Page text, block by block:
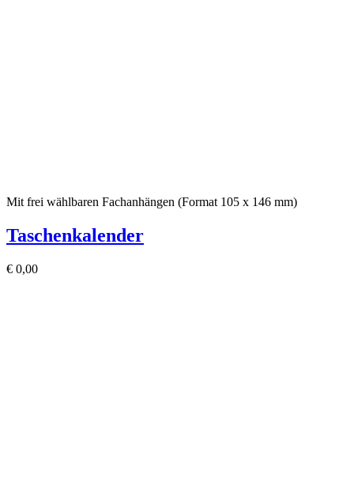
Mit frei wählbaren Fachanhängen (Format 105 x 146 mm)
Taschenkalender
€ 0,00